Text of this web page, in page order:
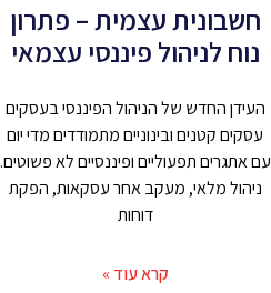
חשבונית עצמית – פתרון
נוח לניהול פיננסי עצמאי
העידן החדש של הניהול הפיננסי בעסקים
עסקים קטנים ובינוניים מתמודדים מדי יום
עם אתגרים תפעוליים ופיננסיים לא פשוטים.
ניהול מלאי, מעקב אחר עסקאות, הפקת
דוחות
קרא עוד »